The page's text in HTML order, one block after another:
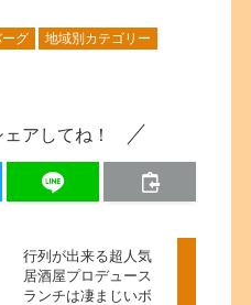
グ
地域別カテゴリー
アしてね！
行列が出来る超人気
居酒屋プロデュース
ランチは凄まじいボ